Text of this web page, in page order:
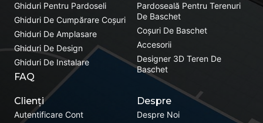
Pardoseală Pentru Terenuri
De Baschet
Coșuri De Baschet
Accesorii
Designer 3D Teren De
Baschet
Ghiduri Pentru Pardoseli
Ghiduri De Cumpărare Coșuri
Ghiduri De Amplasare
Ghiduri De Design
Ghiduri De Instalare
FAQ
Clienți
Autentificare Cont
Despre
Despre Noi